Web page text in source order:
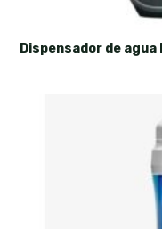
Dispensador de agua